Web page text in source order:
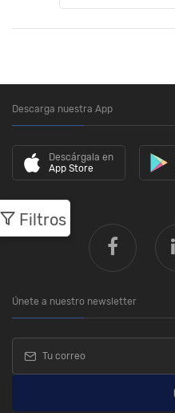
Filtros
Descarga nuestra App
Descárgala en
App Store
Únete a nuestro newsletter